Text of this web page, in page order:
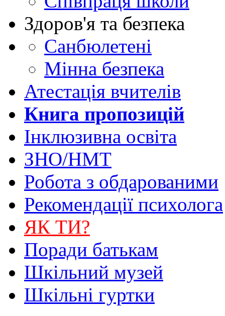
Здоров'я та безпека
Санбюлетені
Мінна безпека
Атестація вчителів
Книга пропозицій
Інклюзивна освіта
ЗНО/НМТ
Робота з обдарованими
Рекомендації психолога
ЯК ТИ?
Поради батькам
Шкільний музей
Шкільні гуртки